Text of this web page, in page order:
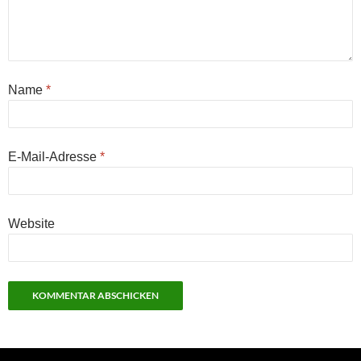
Name *
E-Mail-Adresse *
Website